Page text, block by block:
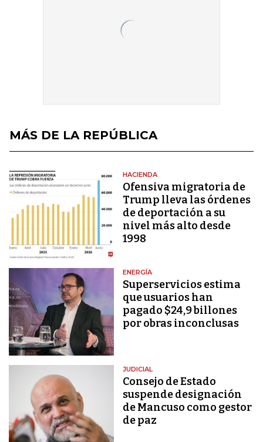
MÁS DE LA REPÚBLICA
HACIENDA
Ofensiva migratoria de
Trump lleva las órdenes
de deportación a su
nivel más alto desde
1998
ENERGÍA
Superservicios estima
que usuarios han
pagado $24,9 billones
por obras inconclusas
JUDICIAL
Consejo de Estado
suspende designación
de Mancuso como gestor
de paz